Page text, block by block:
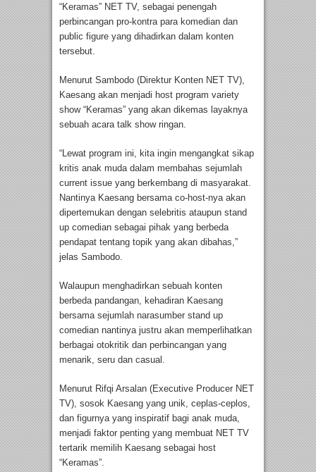
“Keramas” NET TV, sebagai penengah
perbincangan pro-kontra para komedian dan
public figure yang dihadirkan dalam konten
tersebut.
Menurut Sambodo (Direktur Konten NET TV),
Kaesang akan menjadi host program variety
show “Keramas” yang akan dikemas layaknya
sebuah acara talk show ringan.
“Lewat program ini, kita ingin mengangkat sikap
kritis anak muda dalam membahas sejumlah
current issue yang berkembang di masyarakat.
Nantinya Kaesang bersama co-host-nya akan
dipertemukan dengan selebritis ataupun stand
up comedian sebagai pihak yang berbeda
pendapat tentang topik yang akan dibahas,”
jelas Sambodo.
Walaupun menghadirkan sebuah konten
berbeda pandangan, kehadiran Kaesang
bersama sejumlah narasumber stand up
comedian nantinya justru akan memperlihatkan
berbagai otokritik dan perbincangan yang
menarik, seru dan casual.
Menurut Rifqi Arsalan (Executive Producer NET
TV), sosok Kaesang yang unik, ceplas-ceplos,
dan figurnya yang inspiratif bagi anak muda,
menjadi faktor penting yang membuat NET TV
tertarik memilih Kaesang sebagai host
“Keramas”.